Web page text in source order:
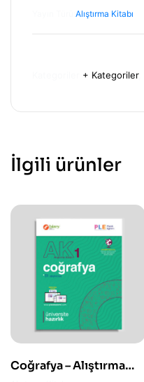
Alıştırma Kitabı
+ Kategoriler,
İlgili ürünler
Coğrafya – Alıştırma